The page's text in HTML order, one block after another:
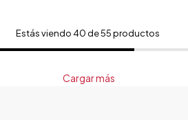
Estás viendo 40 de 55 productos
Cargar más